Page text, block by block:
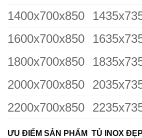
1400x700x850
1600x700x850
1800x700x850
2000x700x850
2200x700x850
ƯU ĐIỂM SẢN PHẨM TỦ INOX ĐẸP